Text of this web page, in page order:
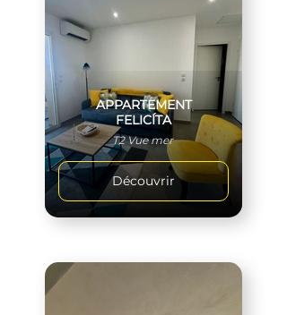
APPARTEMENT
FELICÍTA
T2 Vue mer
Découvrir